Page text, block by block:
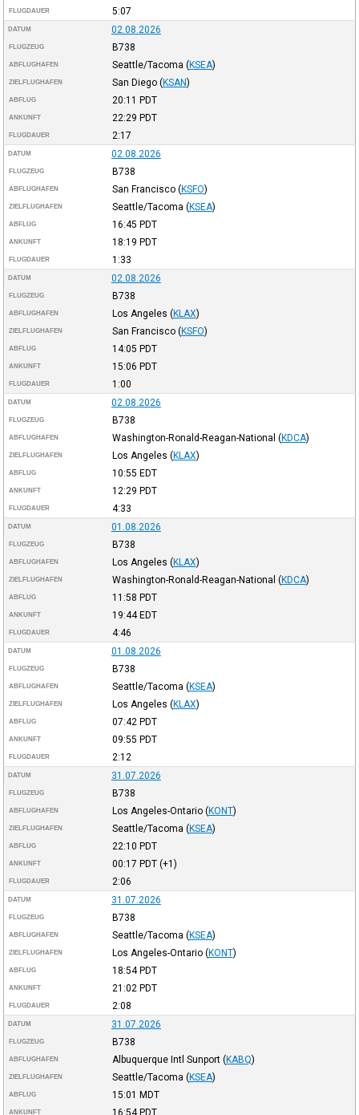
FLUGDAUER 5:07
DATUM 02.08.2026
FLUGZEUG B738
ABFLUGHAFEN Seattle/Tacoma (KSEA)
ZIELFLUGHAFEN San Diego (KSAN)
ABFLUG 20:11 PDT
ANKUNFT 22:29 PDT
FLUGDAUER 2:17
DATUM 02.08.2026
FLUGZEUG B738
ABFLUGHAFEN San Francisco (KSFO)
ZIELFLUGHAFEN Seattle/Tacoma (KSEA)
ABFLUG 16:45 PDT
ANKUNFT 18:19 PDT
FLUGDAUER 1:33
DATUM 02.08.2026
FLUGZEUG B738
ABFLUGHAFEN Los Angeles (KLAX)
ZIELFLUGHAFEN San Francisco (KSFO)
ABFLUG 14:05 PDT
ANKUNFT 15:06 PDT
FLUGDAUER 1:00
DATUM 02.08.2026
FLUGZEUG B738
ABFLUGHAFEN Washington-Ronald-Reagan-National (KDCA)
ZIELFLUGHAFEN Los Angeles (KLAX)
ABFLUG 10:55 EDT
ANKUNFT 12:29 PDT
FLUGDAUER 4:33
DATUM 01.08.2026
FLUGZEUG B738
ABFLUGHAFEN Los Angeles (KLAX)
ZIELFLUGHAFEN Washington-Ronald-Reagan-National (KDCA)
ABFLUG 11:58 PDT
ANKUNFT 19:44EDT
FLUGDAUER 4:46
DATUM 01.08.2026
FLUGZEUG B738
ABFLUGHAFEN Seattle/Tacoma (KSEA)
ZIELFLUGHAFEN Los Angeles (KLAX)
ABFLUG 07:42 PDT
ANKUNFT 09:55 PDT
FLUGDAUER 2:12
DATUM 31.07.2026
FLUGZEUG B738
ABFLUGHAFEN Los Angeles-Ontario (KONT)
ZIELFLUGHAFEN Seattle/Tacoma (KSEA)
ABFLUG 22:10 PDT
ANKUNFT 00:17 PDT(+1)
FLUGDAUER 2:06
DATUM 31.07.2026
FLUGZEUG B738
ABFLUGHAFEN Seattle/Tacoma (KSEA)
ZIELFLUGHAFEN Los Angeles-Ontario (KONT)
ABFLUG 18:54PDT
ANKUNFT 21:02 PDT
FLUGDAUER 2:08
DATUM 31.07.2026
FLUGZEUG B738
ABFLUGHAFEN Albuquerque Intl Sunport (KABQ)
ZIELFLUGHAFEN Seattle/Tacoma (KSEA)
ABFLUG 15:01 MDT
ANKUNFT 16:54PDT